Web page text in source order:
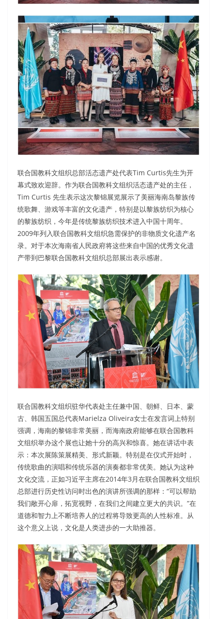
联合国教科文组织总部活态遗产处代表Tim Curtis先生为开
幕式致欢迎辞。作为联合国教科文组织活态遗产处的主任，
Tim Curtis 先生表示这次黎锦展览展示了美丽海南岛黎族传
统歌舞、游戏等丰富的文化遗产，特别是以黎族纺织为核心
的黎族纺织，今年是传统黎族纺织技术进入中国十周年。
2009年列入联合国教科文组织急需保护的非物质文化遗产名
录。对于本次海南省人民政府将这些来自中国的优秀文化遗
产带到巴黎联合国教科文组织总部展出表示感谢。
联合国教科文组织驻华代表处主任兼中国、朝鲜、日本、蒙
古、韩国五国总代表Marielza Oliveira女士在发言词上特别
强调，海南的黎锦非常美丽，而海南政府能够在联合国教科
文组织举办这个展也让她十分的高兴和惊喜。她在讲话中表
示：本次展陈策展精美、形式新颖。特别是在仪式开始时，
传统歌曲的演唱和传统乐器的演奏都非常优美。她认为这种
文化交流，正如习近平主席在2014年3月在联合国教科文组织
总部进行历史性访问时出色的演讲所强调的那样：“可以帮助
我们敞开心扉，拓宽视野，在我们之间建立更大的共识。”在
道德和智力上不断培养人的过程将导致更高的人性标准。从
这个意义上说，文化是人类进步的一大助推器。